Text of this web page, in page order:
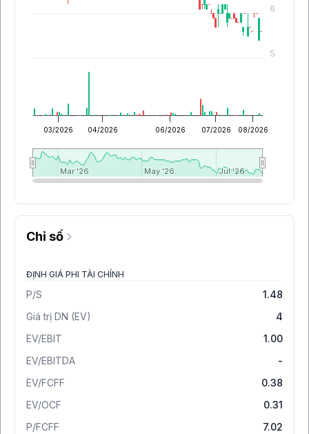
03/2026 04/2026 06/2026 07/2026 08/2026
Mar '26
Mar '26 May '26
May '26 Jul '26
Jul '26
5
6
Chỉ số
ĐỊNH GIÁ PHI TÀI CHÍNH
P/S
1.48
Giá trị DN (EV)
4
EV/EBIT
1.00
EV/EBITDA
-
EV/FCFF
0.38
EV/OCF
0.31
P/FCFF
7.02